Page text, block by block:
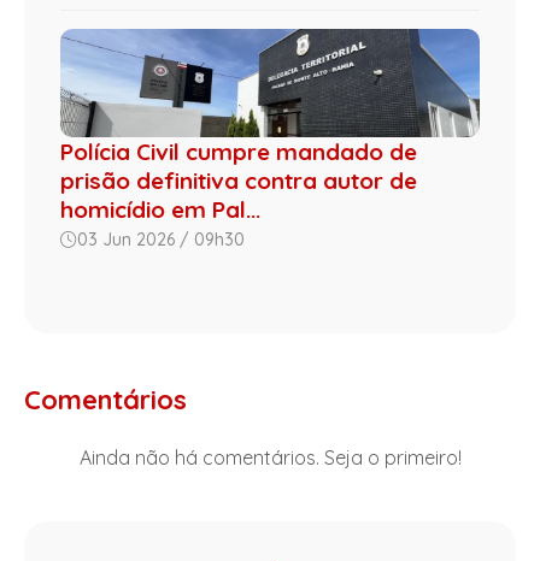
Polícia Civil cumpre mandado de
prisão definitiva contra autor de
homicídio em Pal...
03 Jun 2026 / 09h30
Comentários
Ainda não há comentários. Seja o primeiro!